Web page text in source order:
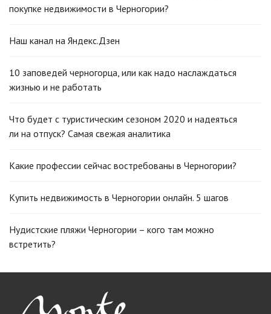
покупке недвижимости в Черногории?
Наш канал на Яндекс.Дзен
10 заповедей черногорца, или как надо наслаждаться
жизнью и не работать
Что будет с туристическим сезоном 2020 и надеяться
ли на отпуск? Самая свежая аналитика
Какие профессии сейчас востребованы в Черногории?
Купить недвижимость в Черногории онлайн. 5 шагов
Нудистские пляжи Черногории – кого там можно
встретить?